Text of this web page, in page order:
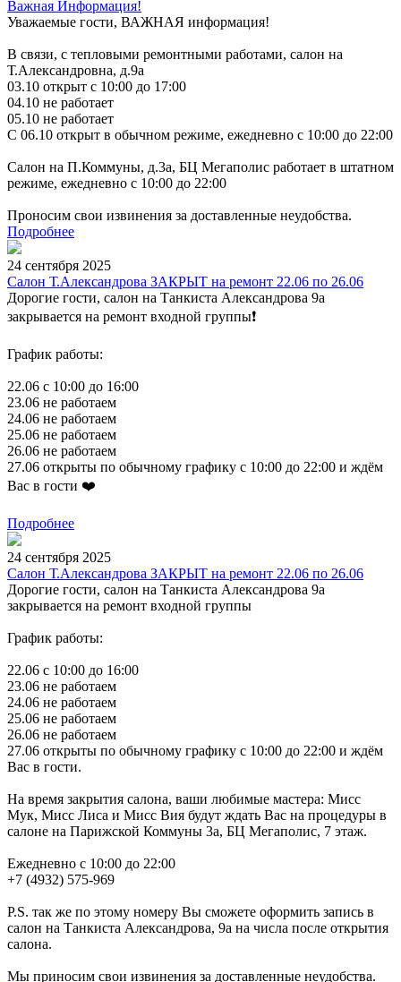
Важная Информация!
Уважаемые гости, ВАЖНАЯ информация!
В связи, с тепловыми ремонтными работами, салон на
Т.Александровна, д.9а
03.10 открыт с 10:00 до 17:00
04.10 не работает
05.10 не работает
С 06.10 открыт в обычном режиме, ежедневно с 10:00 до 22:00
Салон на П.Коммуны, д.3а, БЦ Мегаполис работает в штатном
режиме, ежедневно с 10:00 до 22:00
Проносим свои извинения за доставленные неудобства.
Подробнее
24 сентября 2025
Салон Т.Александрова ЗАКРЫТ на ремонт 22.06 по 26.06
Дорогие гости, салон на Танкиста Александрова 9а
закрывается на ремонт входной группы❗️
График работы:
22.06 с 10:00 до 16:00
23.06 не работаем
24.06 не работаем
25.06 не работаем
26.06 не работаем
27.06 открыты по обычному графику с 10:00 до 22:00 и ждём
Вас в гости ❤️
Подробнее
24 сентября 2025
Салон Т.Александрова ЗАКРЫТ на ремонт 22.06 по 26.06
Дорогие гости, салон на Танкиста Александрова 9а
закрывается на ремонт входной группы
График работы:
22.06 с 10:00 до 16:00
23.06 не работаем
24.06 не работаем
25.06 не работаем
26.06 не работаем
27.06 открыты по обычному графику с 10:00 до 22:00 и ждём
Вас в гости.
На время закрытия салона, ваши любимые мастера: Мисс
Мук, Мисс Лиса и Мисс Вия будут ждать Вас на процедуры в
салоне на Парижской Коммуны 3а, БЦ Мегаполис, 7 этаж.
Ежедневно с 10:00 до 22:00
+7 (4932) 575-969
P.S. так же по этому номеру Вы сможете оформить запись в
салон на Танкиста Александрова, 9а на числа после открытия
салона.
Мы приносим свои извинения за доставленные неудобства.